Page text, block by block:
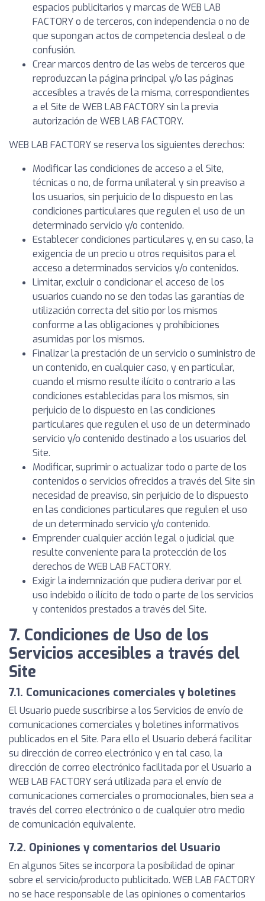
espacios publicitarios y marcas de WEB LAB
FACTORY o de terceros, con independencia o no de
que supongan actos de competencia desleal o de
confusión.
Crear marcos dentro de las webs de terceros que
reproduzcan la página principal y/o las páginas
accesibles a través de la misma, correspondientes
a el Site de WEB LAB FACTORY sin la previa
autorización de WEB LAB FACTORY.
WEB LAB FACTORY se reserva los siguientes derechos:
Modificar las condiciones de acceso a el Site,
técnicas o no, de forma unilateral y sin preaviso a
los usuarios, sin perjuicio de lo dispuesto en las
condiciones particulares que regulen el uso de un
determinado servicio y/o contenido.
Establecer condiciones particulares y, en su caso, la
exigencia de un precio u otros requisitos para el
acceso a determinados servicios y/o contenidos.
Limitar, excluir o condicionar el acceso de los
usuarios cuando no se den todas las garantías de
utilización correcta del sitio por los mismos
conforme a las obligaciones y prohibiciones
asumidas por los mismos.
Finalizar la prestación de un servicio o suministro de
un contenido, en cualquier caso, y en particular,
cuando el mismo resulte ilícito o contrario a las
condiciones establecidas para los mismos, sin
perjuicio de lo dispuesto en las condiciones
particulares que regulen el uso de un determinado
servicio y/o contenido destinado a los usuarios del
Site.
Modificar, suprimir o actualizar todo o parte de los
contenidos o servicios ofrecidos a través del Site sin
necesidad de preaviso, sin perjuicio de lo dispuesto
en las condiciones particulares que regulen el uso
de un determinado servicio y/o contenido.
Emprender cualquier acción legal o judicial que
resulte conveniente para la protección de los
derechos de WEB LAB FACTORY.
Exigir la indemnización que pudiera derivar por el
uso indebido o ilícito de todo o parte de los servicios
y contenidos prestados a través del Site.
7. Condiciones de Uso de los
Servicios accesibles a través del
Site
7.1. Comunicaciones comerciales y boletines
El Usuario puede suscribirse a los Servicios de envío de
comunicaciones comerciales y boletines informativos
publicados en el Site. Para ello el Usuario deberá facilitar
su dirección de correo electrónico y en tal caso, la
dirección de correo electrónico facilitada por el Usuario a
WEB LAB FACTORY será utilizada para el envío de
comunicaciones comerciales o promocionales, bien sea a
través del correo electrónico o de cualquier otro medio
de comunicación equivalente.
7.2. Opiniones y comentarios del Usuario
En algunos Sites se incorpora la posibilidad de opinar
sobre el servicio/producto publicitado. WEB LAB FACTORY
no se hace responsable de las opiniones o comentarios